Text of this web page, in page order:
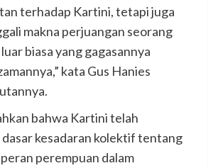
terhadap Kartini, tetapi juga
makna perjuangan seorang
biasa yang gagasannya
kata Gus Hanies
bahwa Kartini telah
kesadaran kolektif tentang
perempuan dalam